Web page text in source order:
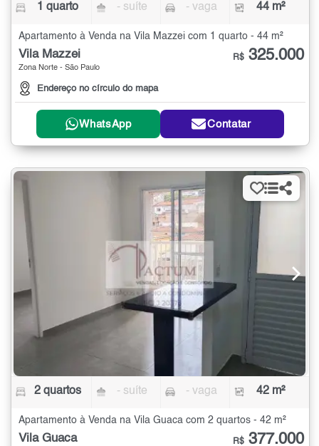
1 quarto - suíte - vaga 44 m²
Apartamento à Venda na Vila Mazzei com 1 quarto - 44 m²
Vila Mazzei
Zona Norte - São Paulo
Endereço no círculo do mapa
R$ 325.000
WhatsApp Contatar
2 quartos - suíte - vaga 42 m²
Apartamento à Venda na Vila Guaca com 2 quartos - 42 m²
Vila Guaca R$ 377.000